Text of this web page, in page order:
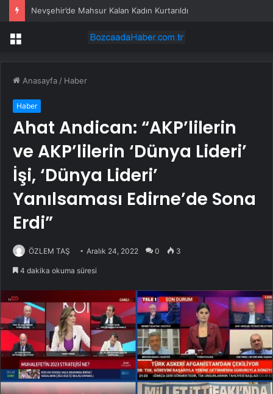
Nevşehir’de Mahsur Kalan Kadın Kurtarıldı
Menü
Anasayfa / Haber
Haber
Ahat Andican: “AKP’lilerin
ve AKP’lilerin ‘Dünya Lideri’
İşi, ‘Dünya Lideri’
Yanılsaması Edirne’de Sona
Erdi”
ÖZLEM TAŞ Aralık 24, 2022 0 3
4 dakika okuma süresi